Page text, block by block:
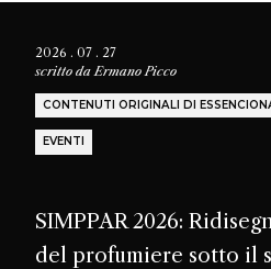
2026 . 07 . 27
scritto daErmano Picco
CONTENUTI ORIGINALI DI
EVENTI
SIMPPAR 2026:
del profumiere sotto il